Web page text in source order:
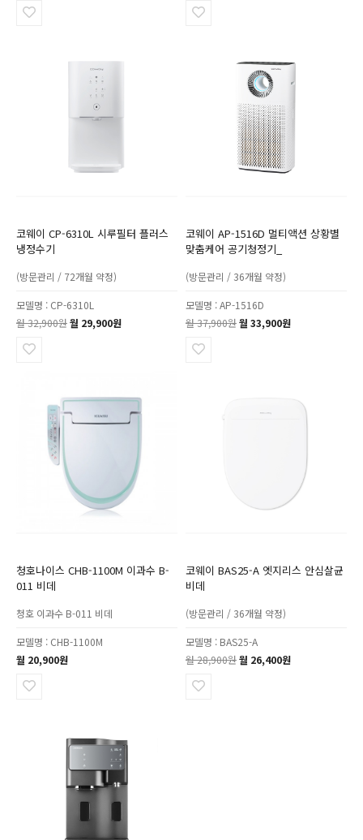
코웨이 CP-6310L 시루필터 플러스
냉정수기
(방문관리 / 72개월 약정)
모델명 : CP-6310L
월 32,900원월 29,900원
코웨이 AP-1516D 멀티액션 상황별
맞춤케어 공기청정기_
(방문관리 / 36개월 약정)
모델명 : AP-1516D
월 37,900원월 33,900원
청호나이스 CHB-1100M 이과수 B-
011 비데
청호 이과수 B-011 비데
모델명 : CHB-1100M
월 20,900원
코웨이 BAS25-A 엣지리스 안심살균
비데
(방문관리 / 36개월 약정)
모델명 : BAS25-A
월 28,900원월 26,400원